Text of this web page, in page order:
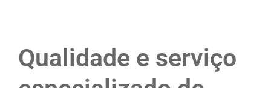
Qualidade e serviço